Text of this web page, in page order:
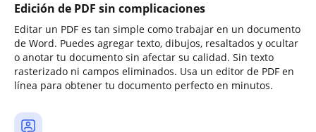
Edición de PDF sin complicaciones
Editar un PDF es tan simple como trabajar en un documento
de Word. Puedes agregar texto, dibujos, resaltados y ocultar
o anotar tu documento sin afectar su calidad. Sin texto
rasterizado ni campos eliminados. Usa un editor de PDF en
línea para obtener tu documento perfecto en minutos.